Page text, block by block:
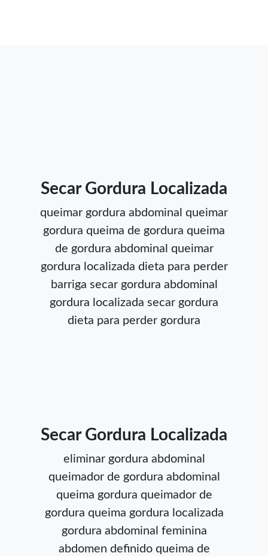
Secar Gordura Localizada
queimar gordura abdominal queimar
gordura queima de gordura queima
de gordura abdominal queimar
gordura localizada dieta para perder
barriga secar gordura abdominal
gordura localizada secar gordura
dieta para perder gordura
Secar Gordura Localizada
eliminar gordura abdominal
queimador de gordura abdominal
queima gordura queimador de
gordura queima gordura localizada
gordura abdominal feminina
abdomen definido queima de